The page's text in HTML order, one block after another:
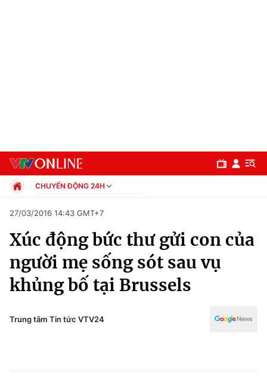
Chuyên mục
Chính trị
CHUYỂN ĐỘNG 24H
Xã hội
Pháp luật
Kinh tế
Thể thao
Truyền hình
Văn hóa - Giải trí
27/03/2016 14:43 GMT+7
Xúc động bức thư gửi con của
người mẹ sống sót sau vụ
khủng bố tại Brussels
Trung tâm Tin tức VTV24